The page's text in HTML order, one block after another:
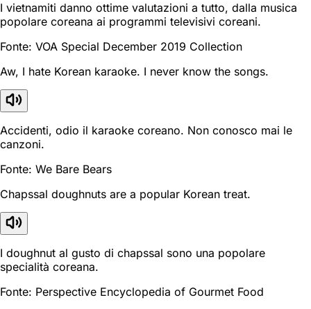
I vietnamiti danno ottime valutazioni a tutto, dalla musica
popolare coreana ai programmi televisivi coreani.
Fonte: VOA Special December 2019 Collection
Aw, I hate Korean karaoke. I never know the songs.
Accidenti, odio il karaoke coreano. Non conosco mai le
canzoni.
Fonte: We Bare Bears
Chapssal doughnuts are a popular Korean treat.
I doughnut al gusto di chapssal sono una popolare
specialità coreana.
Fonte: Perspective Encyclopedia of Gourmet Food